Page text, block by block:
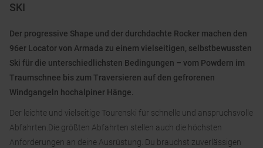
SKI
Der progressive Shape und der durchdachte Rocker machen den
96er Locator von Armada zu einem vielseitigen, selbstbewussten
Ski für die unterschiedlichsten Bedingungen – vom Powdern im
Traumschnee bis zum Traversieren auf den gefrorenen
Windgangeln hochalpiner Hänge.
Der leichte und vielseitige Tourenski für schnelle und anspruchsvolle
Abfahrten.Die größten Abfahrten stellen auch die höchsten
Anforderungen an deine Ausrüstung. Du brauchst zuverlässigen